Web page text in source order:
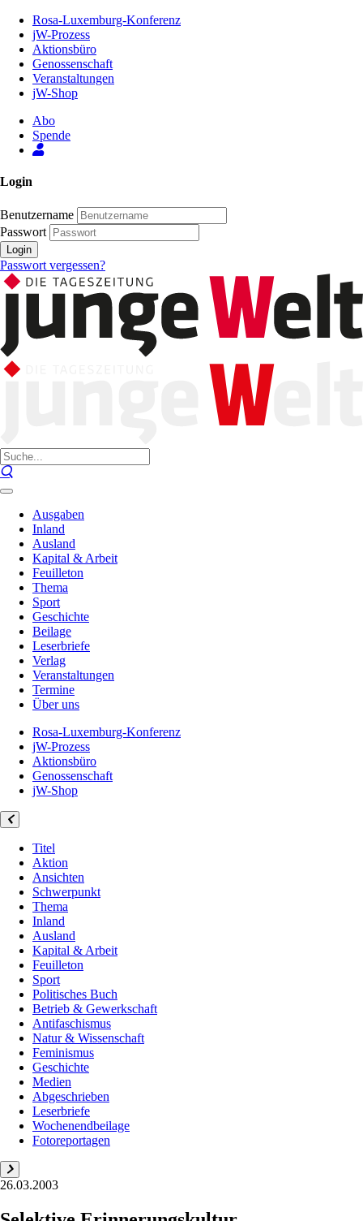
Inhalt
Seite
Rosa-Luxemburg-Konferenz
jW-Prozess
Aktionsbüro
Genossenschaft
Veranstaltungen
jW-Shop
Abo
Spende
Login
Benutzername
Passwort
Login
Passwort vergessen?
Ausgaben
Inland
Ausland
Kapital & Arbeit
Feuilleton
Thema
Sport
Geschichte
Beilage
Leserbriefe
Verlag
Veranstaltungen
Termine
Über uns
Rosa-Luxemburg-Konferenz
jW-Prozess
Aktionsbüro
Genossenschaft
jW-Shop
Titel
Aktion
Ansichten
Schwerpunkt
Thema
Inland
Ausland
Kapital & Arbeit
Feuilleton
Sport
Politisches Buch
Betrieb & Gewerkschaft
Antifaschismus
Natur & Wissenschaft
Feminismus
Geschichte
Medien
Abgeschrieben
Leserbriefe
Wochenendbeilage
Fotoreportagen
26.03.2003